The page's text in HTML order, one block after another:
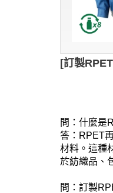
問：什麼是
答：RPET
材料。這種
於紡織品、
問：訂製